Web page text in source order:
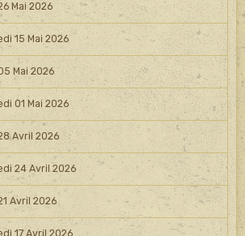
Mai 2026
15 Mai 2026
Mai 2026
01 Mai 2026
Avril 2026
24 Avril 2026
Avril 2026
17 Avril 2026